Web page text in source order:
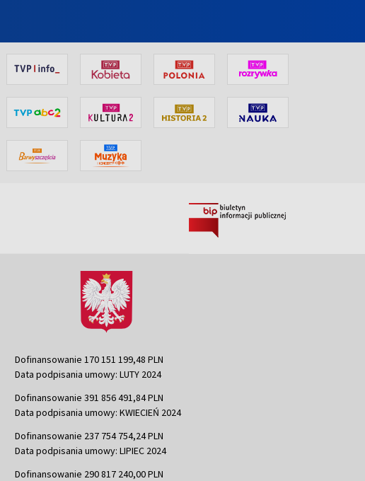
Dofinansowanie 170 151 199,48 PLN
Data podpisania umowy: LUTY 2024
Dofinansowanie 391 856 491,84 PLN
Data podpisania umowy: KWIECIEŃ 2024
Dofinansowanie 237 754 754,24 PLN
Data podpisania umowy: LIPIEC 2024
Dofinansowanie 290 817 240,00 PLN